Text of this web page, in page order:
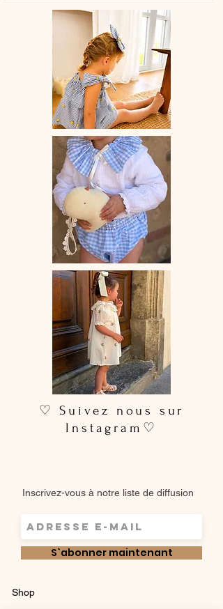
♡ Le délai de fabrication est de 7 à
28 jours ouvrés selon les commandes
♡ Lavage à la main ou en machine
30° max, couleurs similaires, cycle
délicat. Ne pas utilser de sèche-linge.
♡ Suivez nous sur
Instagram♡
Inscrivez-vous à notre liste de diffusion
S`abonner maintenant
Shop